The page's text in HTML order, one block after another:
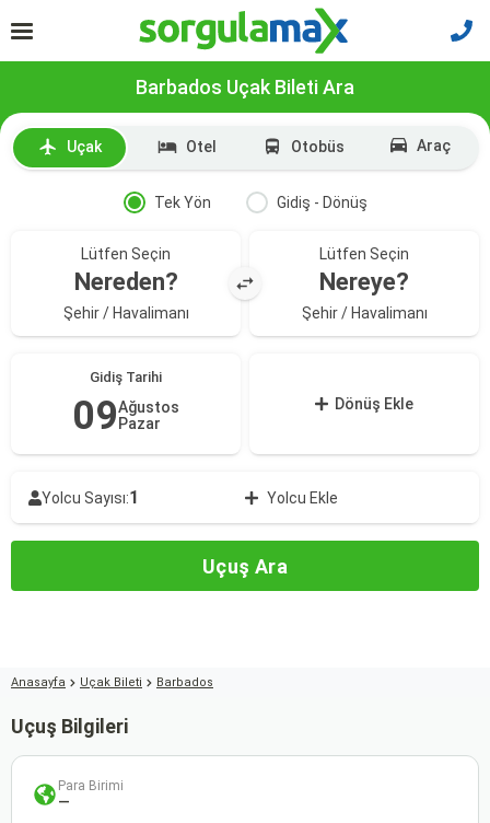
Barbados Uçak Bileti Ara
Uçak Otel Otobüs Araç
Tek Yön Gidiş - Dönüş
Lütfen Seçin
Nereden?
Şehir / Havalimanı
Lütfen Seçin
Nereye?
Şehir / Havalimanı
Gidiş Tarihi
09Ağustos
Pazar
Dönüş Ekle
Yolcu Sayısı:1 Yolcu Ekle
Uçuş Ara
Anasayfa Uçak Bileti Barbados
Uçuş Bilgileri
Para Birimi
—